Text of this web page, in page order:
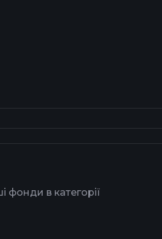
фонди в категорії